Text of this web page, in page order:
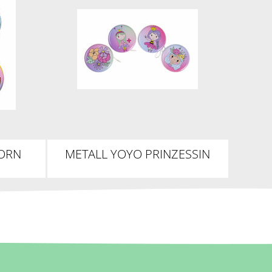
METALL YOYO PRINZESSIN